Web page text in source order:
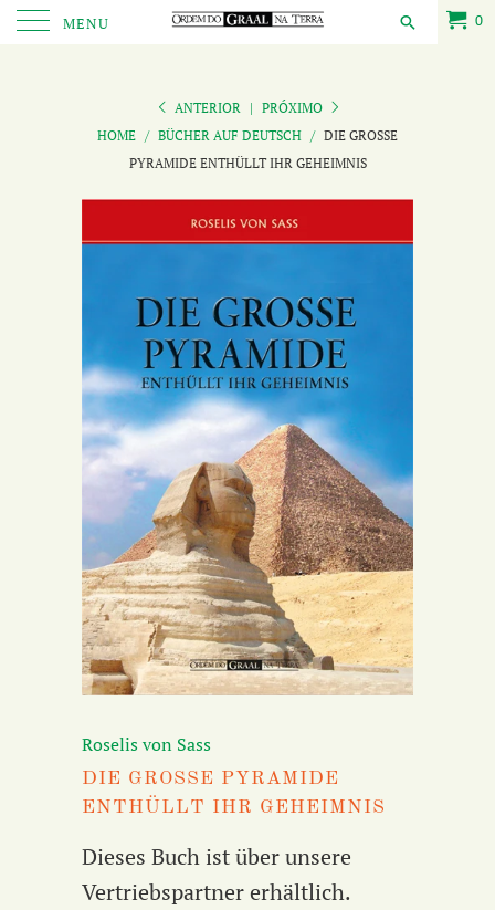
MENU 0
ANTERIOR |
PRÓXIMO
HOME / BÜCHER AUF DEUTSCH / DIE GROSSE
PYRAMIDE ENTHÜLLT IHR GEHEIMNIS
Roselis von Sass
DIE GROSSE PYRAMIDE
ENTHÜLLT IHR GEHEIMNIS
Dieses Buch ist über unsere
Vertriebspartner erhältlich.